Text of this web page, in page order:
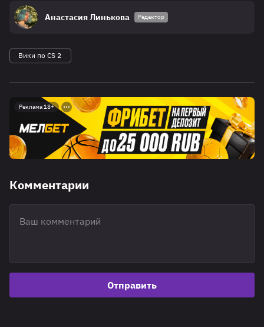
Анастасия Линькова Редактор
Вики по CS 2
Реклама 18+
Комментарии
Отправить